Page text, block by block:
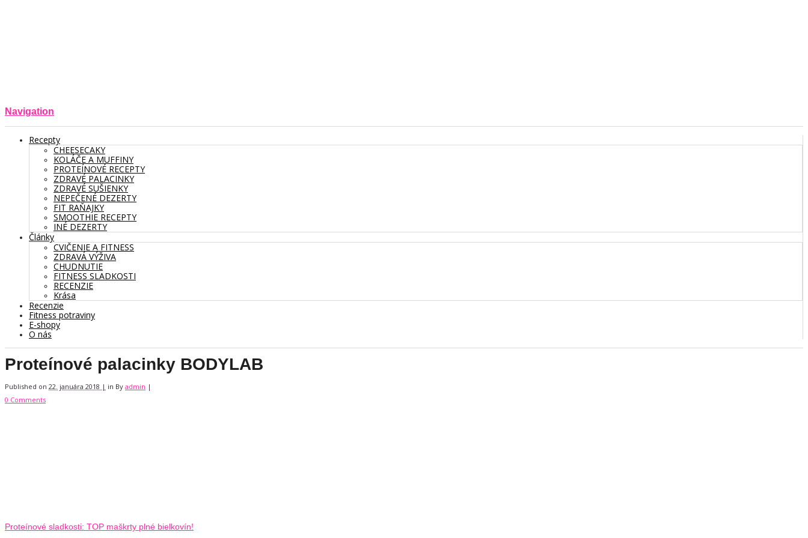
Navigation
Recepty
CHEESECAKY
KOLÁČE A MUFFINY
PROTEÍNOVÉ RECEPTY
ZDRAVÉ PALACINKY
ZDRAVÉ SUŠIENKY
NEPEČENÉ DEZERTY
FIT RAŇAJKY
SMOOTHIE RECEPTY
INÉ DEZERTY
Články
CVIČENIE A FITNESS
ZDRAVÁ VÝŽIVA
CHUDNUTIE
FITNESS SLADKOSTI
RECENZIE
Krása
Recenzie
Fitness potraviny
E-shopy
O nás
Proteínové palacinky BODYLAB
Published on 22. januára 2018 | in By admin |
0 Comments
Proteínové sladkosti: TOP maškrty plné bielkovín!